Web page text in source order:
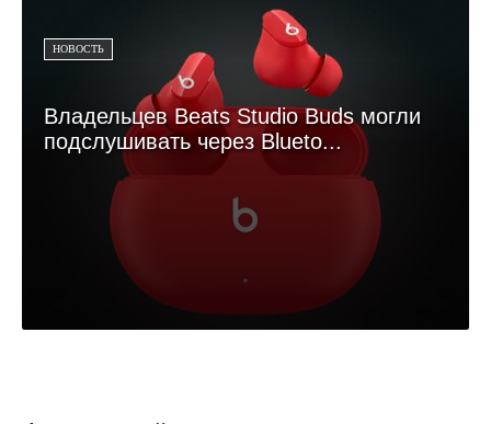
НОВОСТЬ
Владельцев Beats Studio Buds могли
подслушивать через Blueto...